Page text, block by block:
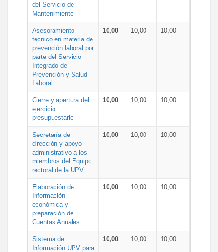
del Servicio de
Mantenimiento
Asesoramiento
técnico en materia de
prevención laboral por
parte del Servicio
Integrado de
Prevención y Salud
Laboral
10,00 10,00 10,00
Cierre y apertura del
ejercicio
presupuestario
10,00 10,00 10,00
Secretaría de
dirección y apoyo
administrativo a los
miembros del Equipo
rectoral de la UPV
10,00 10,00 10,00
Elaboración de
Información
económica y
preparación de
Cuentas Anuales
10,00 10,00 10,00
Sistema de
Información UPV para
10,00 10,00 10,00